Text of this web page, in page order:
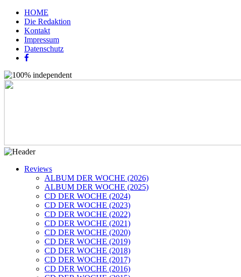
HOME
Die Redaktion
Kontakt
Impressum
Datenschutz
Reviews
ALBUM DER WOCHE (2026)
ALBUM DER WOCHE (2025)
CD DER WOCHE (2024)
CD DER WOCHE (2023)
CD DER WOCHE (2022)
CD DER WOCHE (2021)
CD DER WOCHE (2020)
CD DER WOCHE (2019)
CD DER WOCHE (2018)
CD DER WOCHE (2017)
CD DER WOCHE (2016)